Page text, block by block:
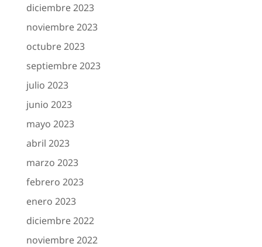
diciembre 2023
noviembre 2023
octubre 2023
septiembre 2023
julio 2023
junio 2023
mayo 2023
abril 2023
marzo 2023
febrero 2023
enero 2023
diciembre 2022
noviembre 2022